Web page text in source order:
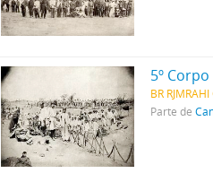
5º
BR
Parte de